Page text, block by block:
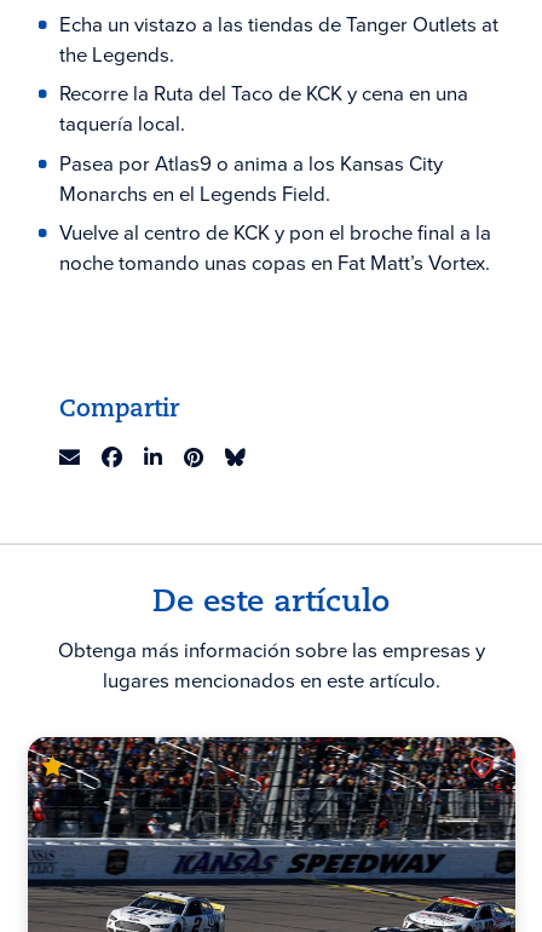
Echa un vistazo a las tiendas de Tanger Outlets at
the Legends.
Recorre la Ruta del Taco de KCK y cena en una
taquería local.
Pasea por Atlas9 o anima a los Kansas City
Monarchs en el Legends Field.
Vuelve al centro de KCK y pon el broche final a la
noche tomando unas copas en Fat Matt’s Vortex.
Compartir
De este artículo
Obtenga más información sobre las empresas y
lugares mencionados en este artículo.